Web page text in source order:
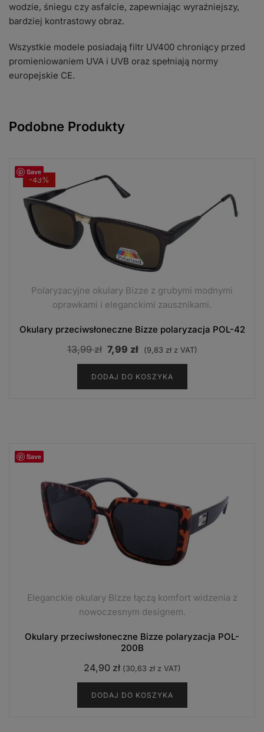
wodzie, śniegu czy asfalcie, zapewniając wyraźniejszy,
bardziej kontrastowy obraz.
Wszystkie modele posiadają filtr UV400 chroniący przed
promieniowaniem UVA i UVB oraz spełniają normy
europejskie CE.
Podobne Produkty
Save
-43%
Polaryzacyjne okulary Bizze z grubymi modnymi
oprawkami i eleganckimi zausznikami.
Okulary przeciwsłoneczne Bizze polaryzacja POL-42
13,99zł Pierwotna
cena
wynosiła:
13,99 zł.
7,99 zł Aktualna
cena
wynosi:
7,99 zł.
(9,83 złz VAT)
DODAJ DO KOSZYKA
Save
Eleganckie okulary Bizze łączą komfort widzenia z
nowoczesnym designem.
Okulary przeciwsłoneczne Bizze polaryzacja POL-
200B
24,90 zł (30,63 złz VAT)
DODAJ DO KOSZYKA